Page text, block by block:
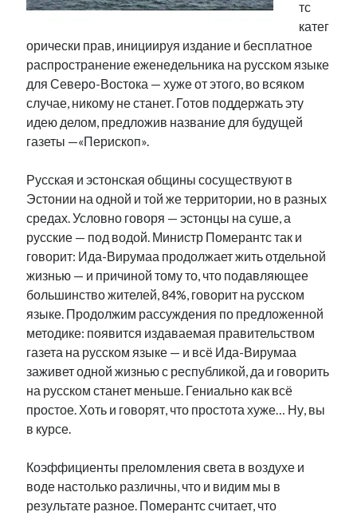
Фотографии
Эстония и Россия
Юмор
Метки
radio narva takinada андрус ансип
ансиппиада видео война
в поисках здравого смысла выборы высказывание
евросоюз интервью история кабинетные истории
катри райк кая каллас книга маська нарва
нацменьшинства образование обучение эстонскому
памятники парад клоунов парламент партия поводырь
подкаст потеряны данные пресса программа
рийгикогу россия русский роман
русскоязычное образование сми ссср стенограмма
т.х. ильвес танк фотоотчет экономика экономика эстонии
эстония
тс
катег
орически прав, инициируя издание и бесплатное
распространение еженедельника на русском языке
для Северо-Востока — хуже от этого, во всяком
случае, никому не станет. Готов поддержать эту
идею делом, предложив название для будущей
газеты —«Перископ».
Русская и эстонская общины сосуществуют в
Эстонии на одной и той же территории, но в разных
средах. Условно говоря — эстонцы на суше, а
русские — под водой. Министр Померантс так и
говорит: Ида-Вирумаа продолжает жить отдельной
жизнью — и причиной тому то, что подавляющее
большинство жителей, 84%, говорит на русском
языке. Продолжим рассуждения по предложенной
методике: появится издаваемая правительством
газета на русском языке — и всё Ида-Вирумаа
заживет одной жизнью с республикой, да и говорить
на русском станет меньше. Гениально как всё
простое. Хоть и говорят, что простота хуже… Ну, вы
в курсе.
Коэффициенты преломления света в воздухе и
воде настолько различны, что и видим мы в
результате разное. Померантс считает, что